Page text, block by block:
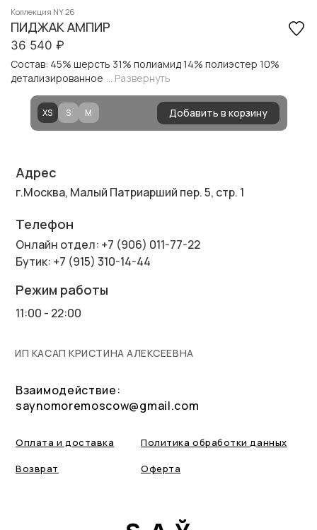
Коллекция NY 26
ПИДЖАК АМПИР
36 540 ₽
Состав: 45% шерсть 31% полиамид 14% полиэстер 10%
детализированное
... Развернуть
XS S M Добавить в корзину
Оферта
Оплата и доставка
Возврат
Политика обработки данных
Взаимодействие:
saynomoremoscow@gmail.com
Адрес
г.Москва, Малый Патриарший пер. 5, стр. 1
Режим работы
11:00 - 22:00
Телефон
Онлайн отдел: +7 (906) 011-77-22
Бутик: +7 (915) 310-14-44
ИП КАСАП КРИСТИНА АЛЕКСЕЕВНА